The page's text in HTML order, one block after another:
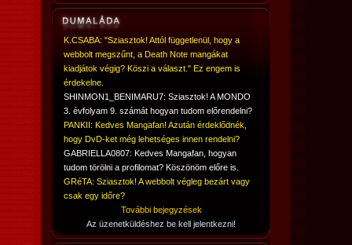
K.CSABA: "Sziasztok! Attól függetlenül, hogy a
webbolt megszűnt, a Death Note mangákat
kiadjátok végig? Köszi a választ." Ez engem is
érdekelne.
SHINMON1_BENIMARU7: Sziasztok! A MONDO
3. évfolyam 9. számát hogyan tudom előrendelni?
PANKII: Kedves Mangafan! Azután érdeklődnék,
hogy DvD-ket még lehetséges innen rendelni?
GABRIELLA0807: Kedves Mangafan, hogyan
tudom törölni a profilomat? Köszönöm előre is.
GRéTA: Sziasztok! A webbolt végleg bezárt vagy
csak egy időre?
További bejegyzések
Az üzenetküldéshez be kell jelentkezni!